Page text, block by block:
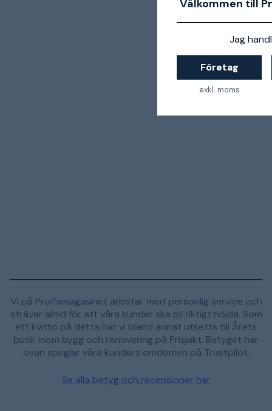
Välkommen till
Jag
Företag
exkl. moms
Vi på Proffsmagasinet arbetar med personlig service och
strävar alltid för att våra kunder ska bli riktigt nöjda. Som
ett kvitto på detta har vi bland annat utsetts till Årets
butik inom bygg och renovering på Prisjakt. Betyget här
ovan speglar våra kunders omdömen på Trustpilot.
Se alla betyg och recensioner här